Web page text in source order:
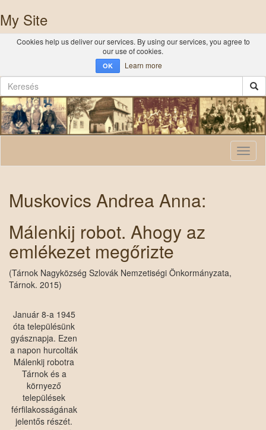
My Site
Cookies help us deliver our services. By using our services, you agree to
our use of cookies.
OK Learn more
Muskovics Andrea Anna:
Málenkij robot. Ahogy az
emlékezet megőrizte
(Tárnok Nagyközség Szlovák Nemzetiségi Önkormányzata,
Tárnok. 2015)
Január 8-a 1945
óta településünk
gyásznapja. Ezen
a napon hurcolták
Málenkij robotra
Tárnok és a
környező
települések
férfilakosságának
jelentős részét.